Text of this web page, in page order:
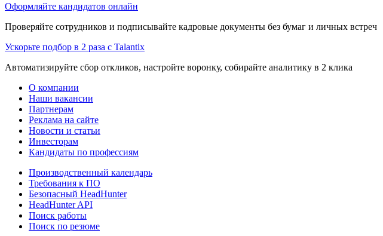
Оформляйте кандидатов онлайн
Проверяйте сотрудников и подписывайте кадровые документы без бумаг и личных встреч
Ускорьте подбор в 2 раза с Talantix
Автоматизируйте сбор откликов, настройте воронку, собирайте аналитику в 2 клика
О компании
Наши вакансии
Партнерам
Реклама на сайте
Новости и статьи
Инвесторам
Кандидаты по профессиям
Производственный календарь
Требования к ПО
Безопасный HeadHunter
HeadHunter API
Поиск работы
Поиск по резюме